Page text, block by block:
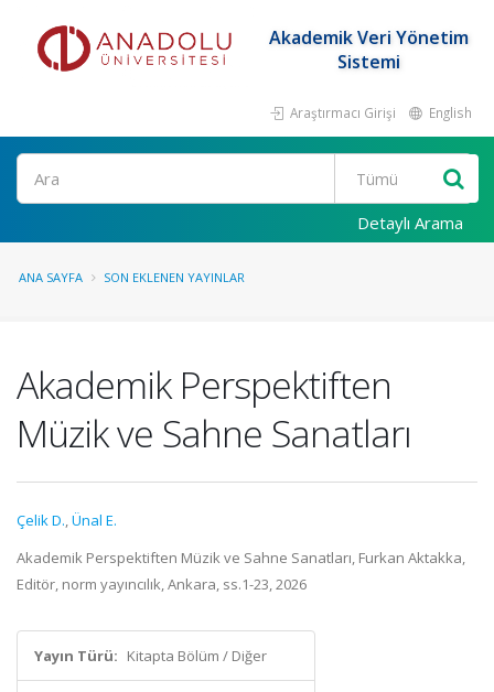
Akademik Veri Yönetim
Sistemi
Araştırmacı Girişi English
Ara
Detaylı Arama
ANA SAYFA SON EKLENEN YAYINLAR
Akademik Perspektiften
Müzik ve Sahne Sanatları
Çelik D.,Ünal E.
Akademik Perspektiften Müzik ve Sahne Sanatları, Furkan Aktakka,
Editör, norm yayıncılık, Ankara, ss.1-23, 2026
Yayın Türü: Kitapta Bölüm / Diğer